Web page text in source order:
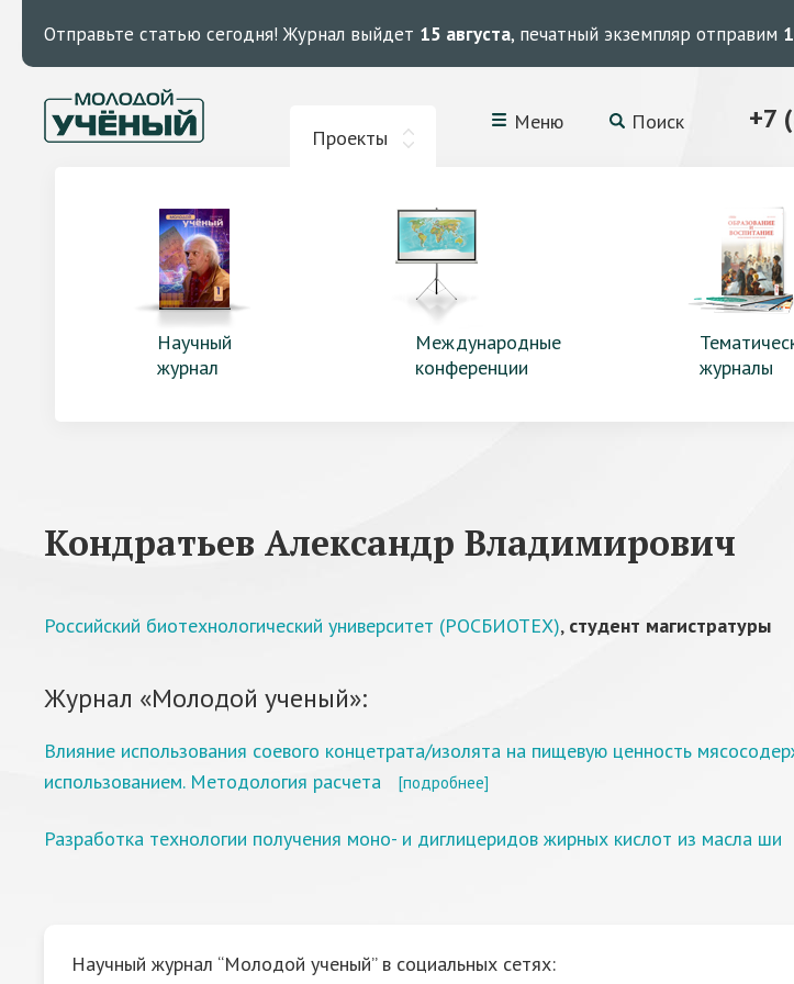
Отправьте статью сегодня! Журнал выйдет 15 августа, печатный экземпляр отправим
Проекты
Меню Поиск +7
Научный
журнал
Международные
конференции
журналы
Кондратьев Александр Владимирович
Российский биотехнологический университет (РОСБИОТЕХ), студент магистратуры
Журнал «Молодой ученый»:
Влияние использования соевого концетрата/изолята на пищевую ценность
использованием. Методология расчета
[подробнее]
Разработка технологии получения моно- и диглицеридов жирных кислот из масла ши
Научный журнал “Молодой ученый” в социальных сетях: